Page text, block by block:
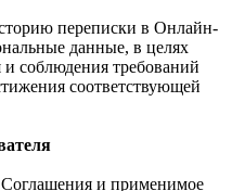
переписки в Онлайн-
данные, в целях
и соблюдения требований
соответствующей
Соглашения и применимое